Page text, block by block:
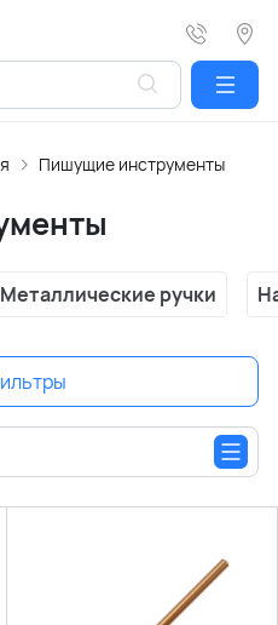
Пишущие инструменты
Металлические ручки